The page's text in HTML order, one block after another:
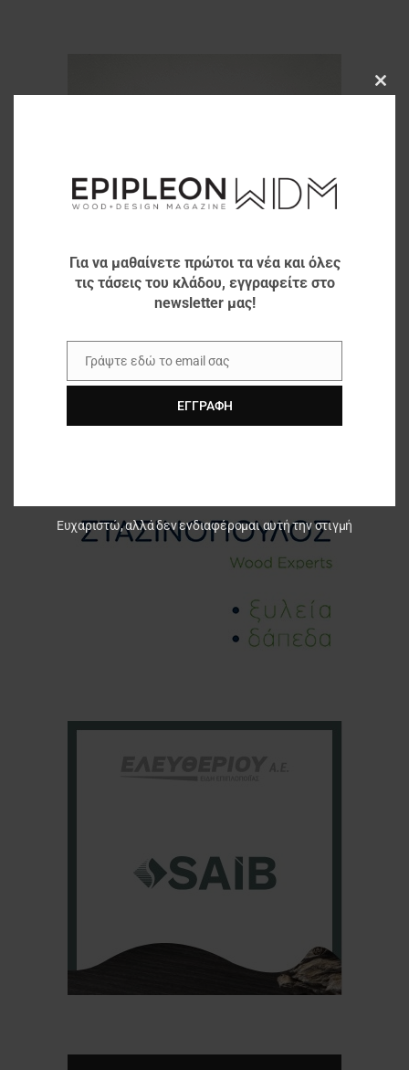
Για να μαθαίνετε πρώτοι τα νέα και όλες
τις τάσεις του κλάδου, εγγραφείτε στο
newsletter μας!
Email
Γράψτε εδώ το email σας
ΕΓΓΡΑΦΉ
Ευχαριστώ, αλλά δεν ενδιαφέρομαι αυτή την στιγμή